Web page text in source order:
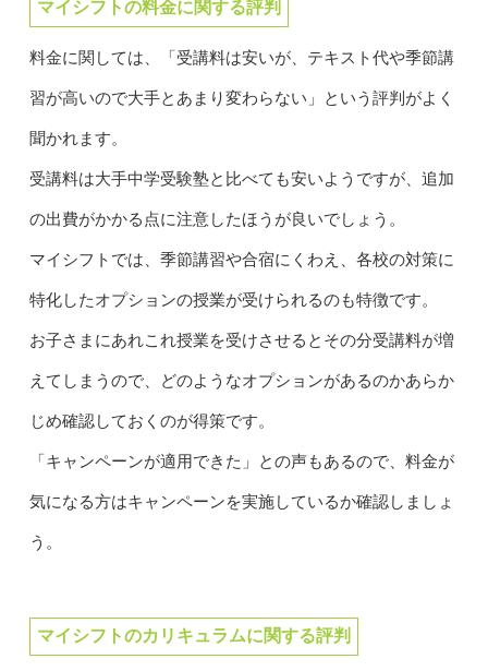
マイシフトの料金に関する評判
料金に関しては、「受講料は安いが、テキスト代や季節講
習が高いので大手とあまり変わらない」という評判がよく
聞かれます。
受講料は大手中学受験塾と比べても安いようですが、追加
の出費がかかる点に注意したほうが良いでしょう。
マイシフトでは、季節講習や合宿にくわえ、各校の対策に
特化したオプションの授業が受けられるのも特徴です。
お子さまにあれこれ授業を受けさせるとその分受講料が増
えてしまうので、どのようなオプションがあるのかあらか
じめ確認しておくのが得策です。
「キャンペーンが適用できた」との声もあるので、料金が
気になる方はキャンペーンを実施しているか確認しましょ
う。
マイシフトのカリキュラムに関する評判